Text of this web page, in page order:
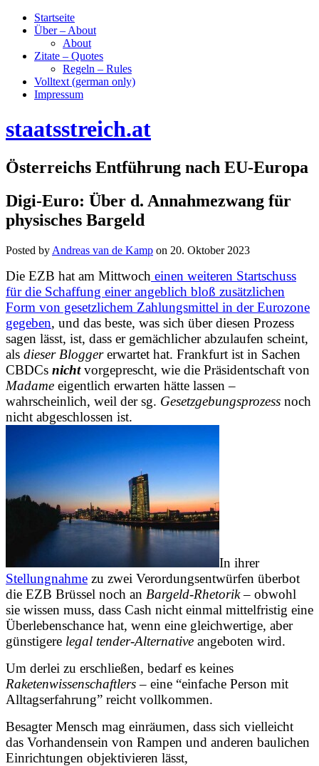
Startseite
Über – About
About
Zitate – Quotes
Regeln – Rules
Volltext (german only)
Impressum
staatsstreich.at
Österreichs Entführung nach EU-Europa
Digi-Euro: Über d. Annahmezwang für
physisches Bargeld
Posted by Andreas van de Kamp on 20. Oktober 2023
Die EZB hat am Mittwoch einen weiteren Startschuss
für die Schaffung einer angeblich bloß zusätzlichen
Form von gesetzlichem Zahlungsmittel in der Eurozone
gegeben, und das beste, was sich über diesen Prozess
sagen lässt, ist, dass er gemächlicher abzulaufen scheint,
als dieser Bloggererwartet hat. Frankfurt ist in Sachen
CBDCs nicht vorgeprescht, wie die Präsidentschaft von
Madame eigentlich erwarten hätte lassen –
wahrscheinlich, weil der sg. Gesetzgebungsprozess noch
nicht abgeschlossen ist.
In ihrer
Stellungnahme zu zwei Verordungsentwürfen überbot
die EZB Brüssel noch an Bargeld-Rhetorik – obwohl
sie wissen muss, dass Cash nicht einmal mittelfristig eine
Überlebenschance hat, wenn eine gleichwertige, aber
günstigere legal tender-Alternative angeboten wird.
Um derlei zu erschließen, bedarf es keines
Raketenwissenschaftlers– eine “einfache Person mit
Alltagserfahrung” reicht vollkommen.
Besagter Mensch mag einräumen, dass sich vielleicht
das Vorhandensein von Rampen und anderen baulichen
Einrichtungen objektivieren lässt,